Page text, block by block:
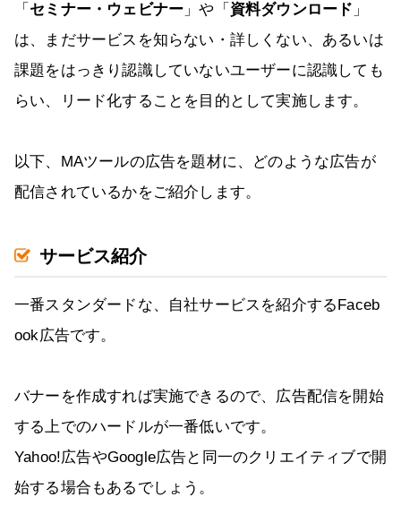
「 セミナー・ウェビナー 」や「 資料ダウンロード 」
は、まだサービスを知らない・詳しくない、あるいは
課題をはっきり認識していないユーザーに認識しても
らい、リード化することを目的として実施します。
以下、MAツールの広告を題材に、どのような広告が
配信されているかをご紹介します。
サービス紹介
一番スタンダードな、自社サービスを紹介するFaceb
ook広告です。
バナーを作成すれば実施できるので、広告配信を開始
する上でのハードルが一番低いです。
Yahoo!広告やGoogle広告と同一のクリエイティブで開
始する場合もあるでしょう。